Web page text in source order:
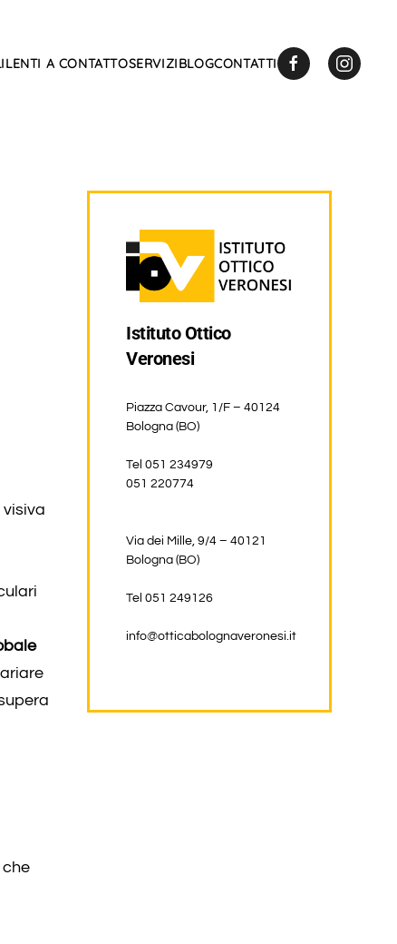
LENTI A CONTATTOSERVIZIBLOGCONTATTI
che
Istituto Ottico
Veronesi
Piazza Cavour, 1/F – 40124
Bologna (BO)
Tel 051 234979
051 220774
Via dei Mille, 9/4 – 40121
Bologna (BO)
Tel 051 249126
info@otticabolognaveronesi.it